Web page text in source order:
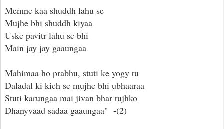
Memne kaa shuddh lahu se
Mujhe bhi shuddh kiyaa
Uske pavitr lahu se bhi
Main jay jay gaaungaa
Mahimaa ho prabhu, stuti ke yogy tu
Daladal ki kich se mujhe bhi ubhaaraa
Stuti karungaa mai jivan bhar tujhko
Dhanyvaad sadaa gaaungaa" -(2)